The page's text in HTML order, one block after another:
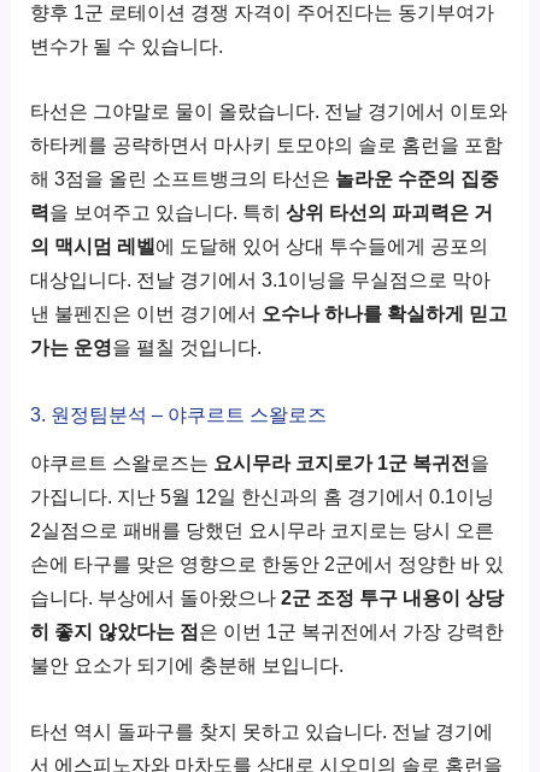
향후 1군 로테이션 경쟁 자격이 주어진다는 동기부여가
변수가 될 수 있습니다.
타선은 그야말로 물이 올랐습니다. 전날 경기에서 이토와
하타케를 공략하면서 마사키 토모야의 솔로 홈런을 포함
해 3점을 올린 소프트뱅크의 타선은 놀라운 수준의 집중
력 을 보여주고 있습니다. 특히상위 타선의 파괴력은 거
의 맥시멈 레벨 에 도달해 있어 상대 투수들에게 공포의
대상입니다. 전날 경기에서 3.1이닝을 무실점으로 막아
낸 불펜진은 이번 경기에서 오수나 하나를 확실하게 믿고
가는 운영을 펼칠 것입니다.
3. 원정팀분석 – 야쿠르트 스왈로즈
야쿠르트 스왈로즈는 요시무라 코지로가 1군 복귀전 을
가집니다. 지난 5월 12일 한신과의 홈 경기에서 0.1이닝
2실점으로 패배를 당했던 요시무라 코지로는 당시 오른
손에 타구를 맞은 영향으로 한동안 2군에서 정양한 바 있
습니다. 부상에서 돌아왔으나2군 조정 투구 내용이 상당
히 좋지 않았다는 점 은 이번 1군 복귀전에서 가장 강력한
불안 요소가 되기에 충분해 보입니다.
타선 역시 돌파구를 찾지 못하고 있습니다. 전날 경기에
서 에스피노자와 마차도를 상대로 시오미의 솔로 홈런을